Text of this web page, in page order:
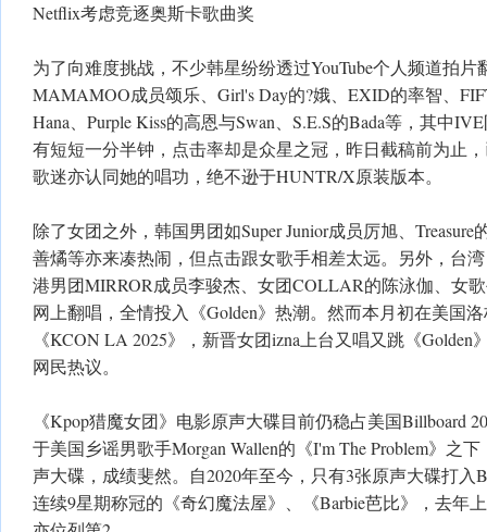
Netflix考虑竞逐奥斯卡歌曲奖
为了向难度挑战，不少韩星纷纷透过YouTube个人频道拍片
MAMAMOO成员颂乐、Girl's Day的?娥、EXID的率智、
Hana、Purple Kiss的高恩与Swan、S.E.S的Bada等，其中
有短短一分半钟，点击率却是众星之冠，昨日截稿前为止
歌迷亦认同她的唱功，绝不逊于HUNTR/X原装版本。
除了女团之外，韩国男团如Super Junior成员厉旭、
善燏等亦来凑热闹，但点击跟女歌手相差太远。另外，台
港男团MIRROR成员李骏杰、女团COLLAR的陈泳伽、女
网上翻唱，全情投入《Golden》热潮。然而本月初在美国
《KCON LA 2025》，新晋女团izna上台又唱又跳《
网民热议。
《Kpop猎魔女团》电影原声大碟目前仍稳占美国Billboard
于美国乡谣男歌手Morgan Wallen的《I'm The Problem》之
声大碟，成绩斐然。自2020年至今，只有3张原声大碟打入
连续9星期称冠的《奇幻魔法屋》、《Barbie芭比》，去年